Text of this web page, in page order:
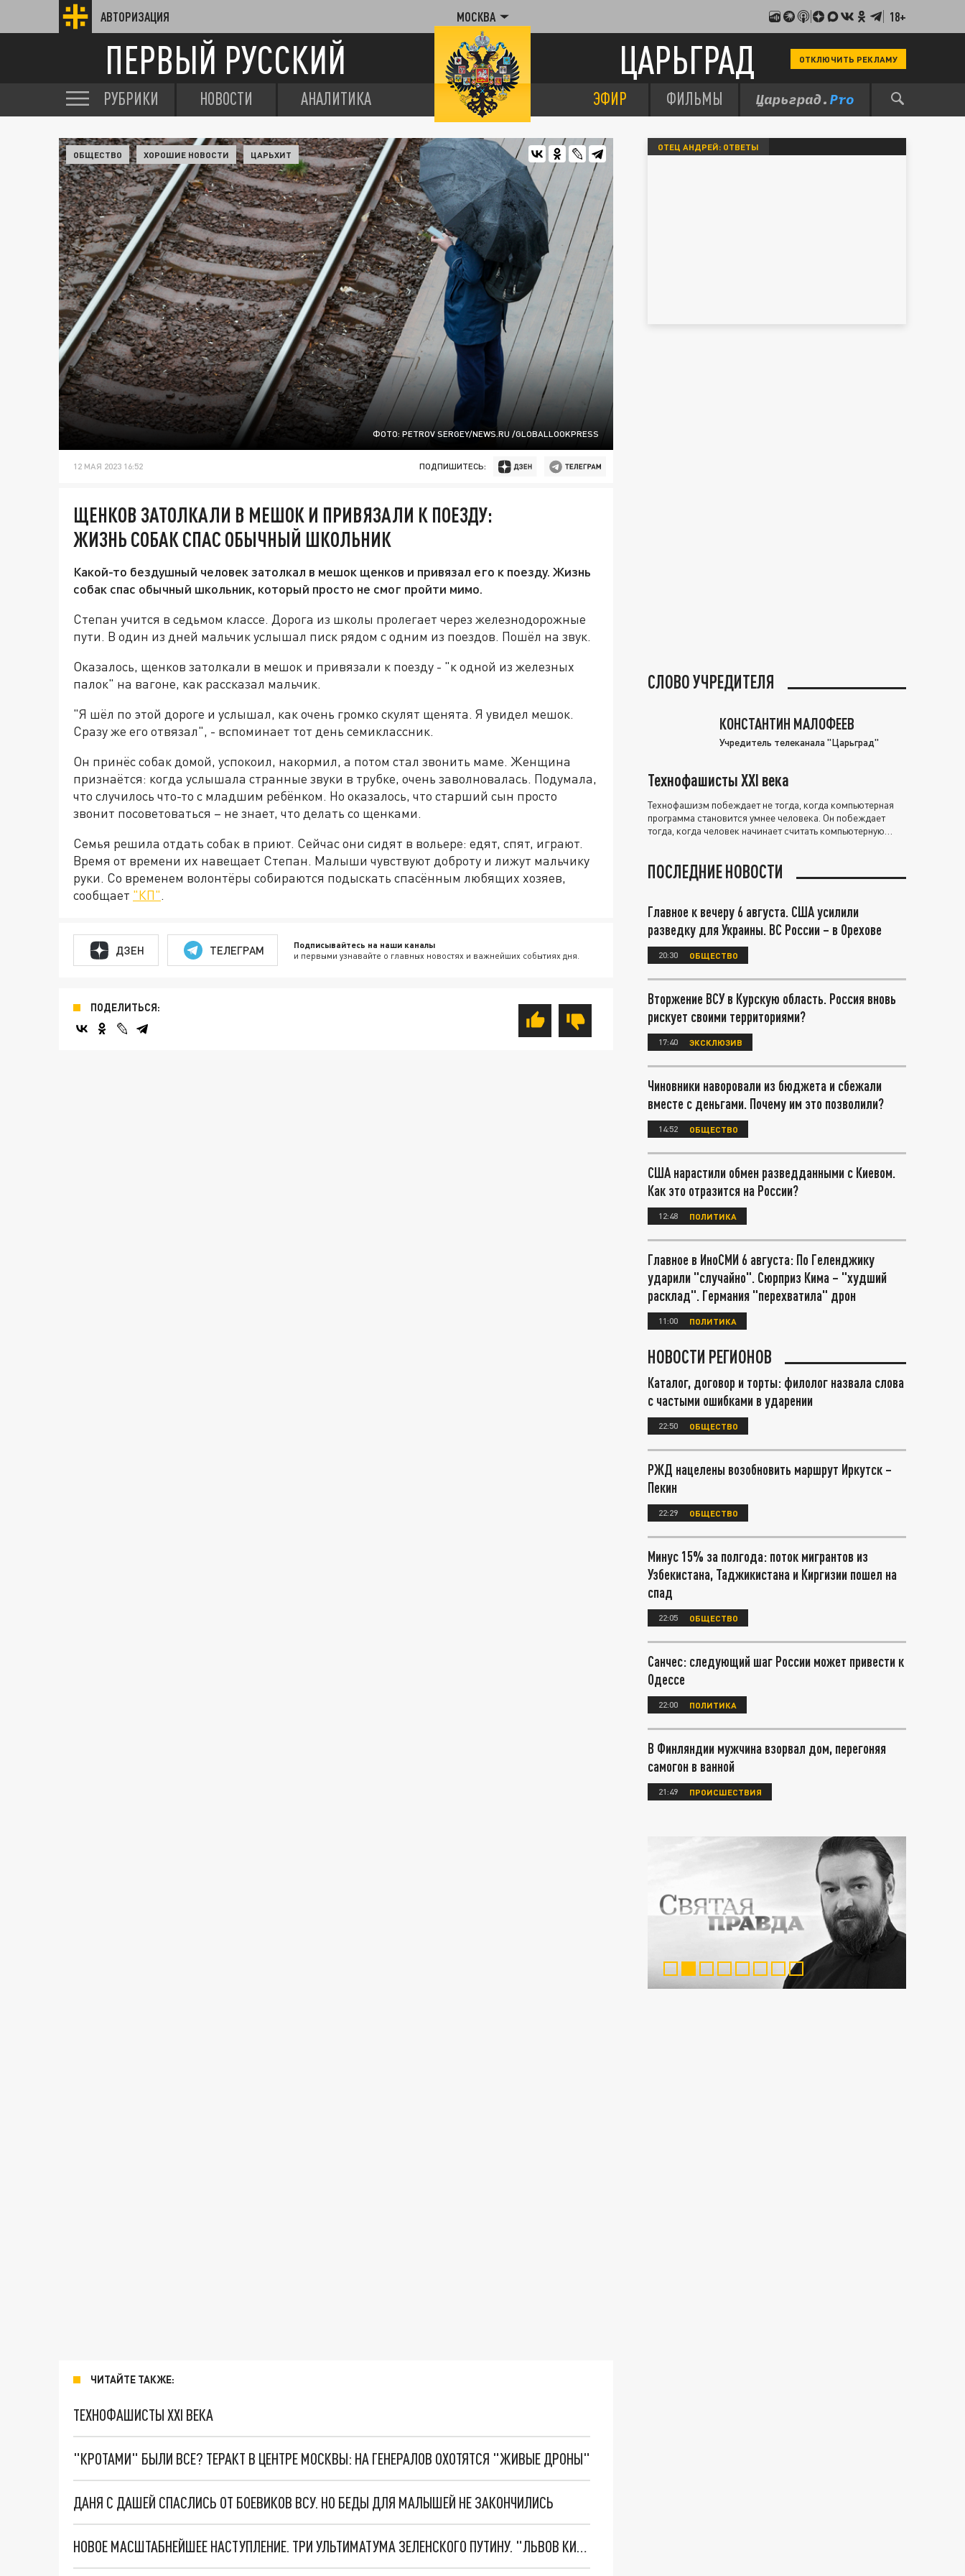
АВТОРИЗАЦИЯ МОСКВА 18+
ПЕРВЫЙ РУССКИЙ ЦАРЬГРАД ОТКЛЮЧИТЬ РЕКЛАМУ
РУБРИКИ НОВОСТИ АНАЛИТИКА ЭФИР ФИЛЬМЫ
ФОТО: PETROV SERGEY/NEWS.RU /GLOBALLOOKPRESS
ОБЩЕСТВО ХОРОШИЕ НОВОСТИ ЦАРЬХИТ
12 МАЯ 2023 16:52 ПОДПИШИТЕСЬ:
ЩЕНКОВ ЗАТОЛКАЛИ В МЕШОК И ПРИВЯЗАЛИ К ПОЕЗДУ:
ЖИЗНЬ СОБАК СПАС ОБЫЧНЫЙ ШКОЛЬНИК
Какой-то бездушный человек затолкал в мешок щенков и привязал его к поезду. Жизнь
собак спас обычный школьник, который просто не смог пройти мимо.
Степан учится в седьмом классе. Дорога из школы пролегает через железнодорожные
пути. В один из дней мальчик услышал писк рядом с одним из поездов. Пошёл на звук.
Оказалось, щенков затолкали в мешок и привязали к поезду - "к одной из железных
палок" на вагоне, как рассказал мальчик.
"Я шёл по этой дороге и услышал, как очень громко скулят щенята. Я увидел мешок.
Сразу же его отвязал", - вспоминает тот день семиклассник.
Он принёс собак домой, успокоил, накормил, а потом стал звонить маме. Женщина
признаётся: когда услышала странные звуки в трубке, очень заволновалась. Подумала,
что случилось что-то с младшим ребёнком. Но оказалось, что старший сын просто
звонит посоветоваться – не знает, что делать со щенками.
Семья решила отдать собак в приют. Сейчас они сидят в вольере: едят, спят, играют.
Время от времени их навещает Степан. Малыши чувствуют доброту и лижут мальчику
руки. Со временем волонтёры собираются подыскать спасённым любящих хозяев,
сообщает "КП".
ДЗЕН ТЕЛЕГРАМ Подписывайтесь на наши каналы
и первыми узнавайте о главных новостях и важнейших событиях дня.
ПОДЕЛИТЬСЯ:
ЧИТАЙТЕ ТАКЖЕ:
ТЕХНОФАШИСТЫ XXI ВЕКА
"КРОТАМИ" БЫЛИ ВСЕ? ТЕРАКТ В ЦЕНТРЕ МОСКВЫ: НА ГЕНЕРАЛОВ ОХОТЯТСЯ "ЖИВЫЕ ДРОНЫ"
ДАНЯ С ДАШЕЙ СПАСЛИСЬ ОТ БОЕВИКОВ ВСУ. НО БЕДЫ ДЛЯ МАЛЫШЕЙ НЕ ЗАКОНЧИЛИСЬ
НОВОЕ МАСШТАБНЕЙШЕЕ НАСТУПЛЕНИЕ. ТРИ УЛЬТИМАТУМА ЗЕЛЕНСКОГО ПУТИНУ. "ЛЬВОВ КИМА" ПОСТАВЯТ НА ПВО? ГЛОБАЛЬНЫЙ ПРОРЫВ ПОД ЗАПОРОЖЬЕМ
ОТЕЦ АНДРЕЙ: ОТВЕТЫ
СЛОВО УЧРЕДИТЕЛЯ
КОНСТАНТИН МАЛОФЕЕВ
Учредитель телеканала "Царьград"
Технофашисты XXI века
Технофашизм побеждает не тогда, когда компьютерная
программа становится умнее человека. Он побеждает
тогда, когда человек начинает считать компьютерную
ПОСЛЕДНИЕ НОВОСТИ
Главное к вечеру 6 августа. США усилили
разведку для Украины. ВС России – в Орехове
20:30 ОБЩЕСТВО
Вторжение ВСУ в Курскую область. Россия вновь
рискует своими территориями?
17:40 ЭКСКЛЮЗИВ
Чиновники наворовали из бюджета и сбежали
вместе с деньгами. Почему им это позволили?
14:52 ОБЩЕСТВО
США нарастили обмен разведданными с Киевом.
Как это отразится на России?
12:48 ПОЛИТИКА
Главное в ИноСМИ 6 августа: По Геленджику
ударили "случайно". Сюрприз Кима – "худший
расклад". Германия "перехватила" дрон
11:00 ПОЛИТИКА
НОВОСТИ РЕГИОНОВ
Каталог, договор и торты: филолог назвала слова
с частыми ошибками в ударении
22:50 ОБЩЕСТВО
РЖД нацелены возобновить маршрут Иркутск –
Пекин
22:29 ОБЩЕСТВО
Минус 15% за полгода: поток мигрантов из
Узбекистана, Таджикистана и Киргизии пошел на
спад
22:05 ОБЩЕСТВО
Санчес: следующий шаг России может привести к
Одессе
22:00 ПОЛИТИКА
В Финляндии мужчина взорвал дом, перегоняя
самогон в ванной
21:49 ПРОИСШЕСТВИЯ